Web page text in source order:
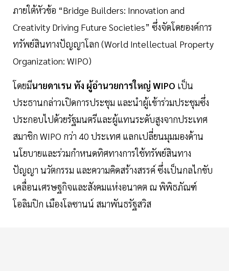
ภายใต้หัวข้อ “Bridge Builders: Innovation and
Creativity Driving Future Societies” ซึ่งจัดโดยองค์การ
ทรัพย์สินทางปัญญาโลก (World Intellectual Property
Organization: WIPO)
โดยมีนายดาเรน ทัง ผู้อำนวยการใหญ่ WIPO เป็น
ประธานกล่าวเปิดการประชุม และนำผู้เข้าร่วมประชุมซึ่ง
ประกอบไปด้วยรัฐมนตรีและผู้แทนระดับสูงจากประเทศ
สมาชิก WIPO กว่า 40 ประเทศ แลกเปลี่ยนมุมมองด้าน
นโยบายและร่วมกำหนดทิศทางการใช้ทรัพย์สินทาง
ปัญญา นวัตกรรม และความคิดสร้างสรรค์ ซึ่งเป็นกลไกขับ
เคลื่อนเศรษฐกิจและสังคมแห่งอนาคต ณ พิพิธภัณฑ์
โอลิมปิก เมืองโลซานน์ สมาพันธรัฐสวิส